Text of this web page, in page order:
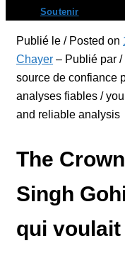
Soutenir
Publié le / Posted on
Chayer – Publié par
source de confiance
analyses fiables /
and reliable analysis
The
Singh
qui voulait